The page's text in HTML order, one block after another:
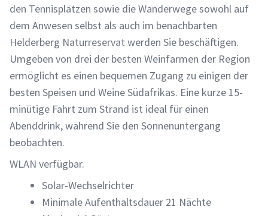
den Tennisplätzen sowie die Wanderwege sowohl auf
dem Anwesen selbst als auch im benachbarten
Helderberg Naturreservat werden Sie beschäftigen.
Umgeben von drei der besten Weinfarmen der Region
ermöglicht es einen bequemen Zugang zu einigen der
besten Speisen und Weine Südafrikas. Eine kurze 15-
minütige Fahrt zum Strand ist ideal für einen
Abenddrink, während Sie den Sonnenuntergang
beobachten.
WLAN verfügbar.
Solar-Wechselrichter
Minimale Aufenthaltsdauer 21 Nächte